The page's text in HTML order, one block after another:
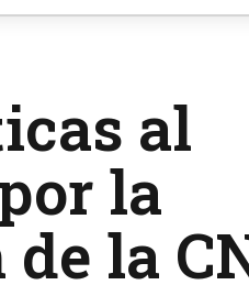
al
la
la